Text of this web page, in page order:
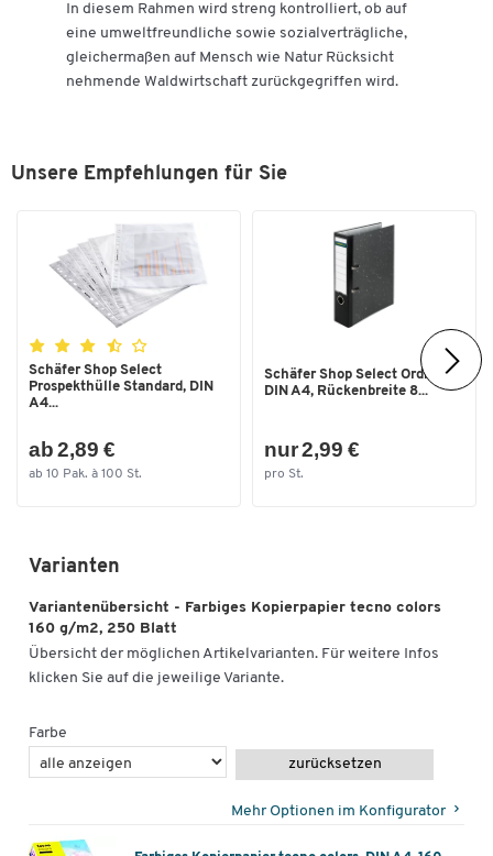
In diesem Rahmen wird streng kontrolliert, ob auf
eine umweltfreundliche sowie sozialverträgliche,
gleichermaßen auf Mensch wie Natur Rücksicht
nehmende Waldwirtschaft zurückgegriffen wird.
Unsere Empfehlungen für Sie
Schäfer Shop Select
Prospekthülle Standard, DIN
A4...
ab 2,89 €
ab 10 Pak. à 100 St.
Schäfer Shop Select Ordner,
DIN A4, Rückenbreite 8...
nur 2,99 €
pro St.
Varianten
Variantenübersicht - Farbiges Kopierpapier tecno colors
160 g/m2, 250 Blatt
Übersicht der möglichen Artikelvarianten. Für weitere Infos
klicken Sie auf die jeweilige Variante.
Farbe
zurücksetzen
Mehr Optionen im Konfigurator